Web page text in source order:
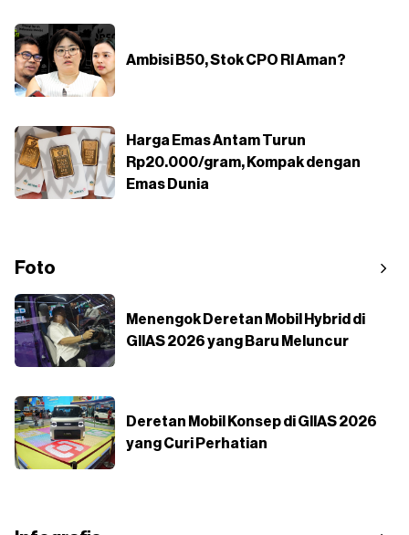
Ambisi B50, Stok CPO RI Aman?
Harga Emas Antam Turun
Rp20.000/gram, Kompak dengan
Emas Dunia
Foto
Menengok Deretan Mobil Hybrid di
GIIAS 2026 yang Baru Meluncur
Deretan Mobil Konsep di GIIAS 2026
yang Curi Perhatian